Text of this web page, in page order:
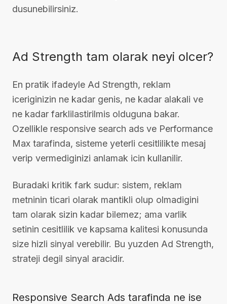
dusunebilirsiniz.
Ad Strength tam olarak neyi olcer?
En pratik ifadeyle Ad Strength, reklam
iceriginizin ne kadar genis, ne kadar alakali ve
ne kadar farklilastirilmis olduguna bakar.
Ozellikle responsive search ads ve Performance
Max tarafinda, sisteme yeterli cesitlilikte mesaj
verip vermediginizi anlamak icin kullanilir.
Buradaki kritik fark sudur: sistem, reklam
metninin ticari olarak mantikli olup olmadigini
tam olarak sizin kadar bilemez; ama varlik
setinin cesitlilik ve kapsama kalitesi konusunda
size hizli sinyal verebilir. Bu yuzden Ad Strength,
strateji degil sinyal aracidir.
Responsive Search Ads tarafinda ne ise